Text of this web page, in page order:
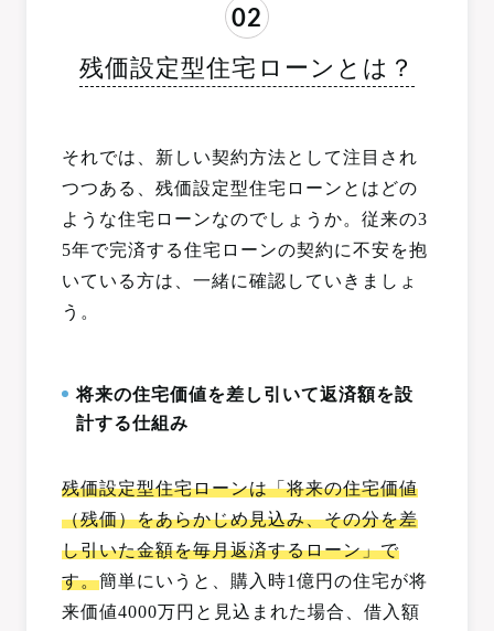
02
残価設定型住宅ローンとは？
それでは、新しい契約方法として注目され
つつある、残価設定型住宅ローンとはどの
ような住宅ローンなのでしょうか。従来の3
5年で完済する住宅ローンの契約に不安を抱
いている方は、一緒に確認していきましょ
う。
将来の住宅価値を差し引いて返済額を設
計する仕組み
残価設定型住宅ローンは「将来の住宅価値
（残価）をあらかじめ見込み、その分を差
し引いた金額を毎月返済するローン」で
す。簡単にいうと、購入時1億円の住宅が将
来価値4000万円と見込まれた場合、借入額